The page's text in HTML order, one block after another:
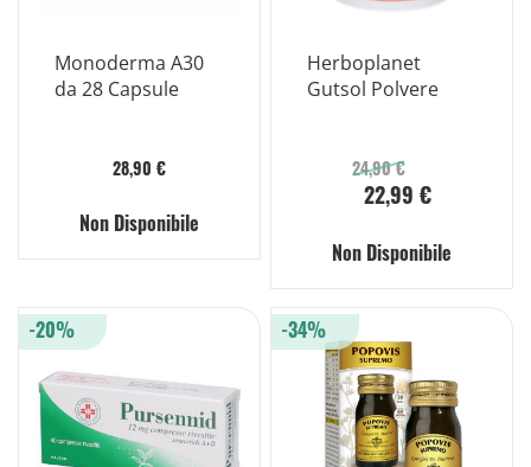
Monoderma A30
da 28 Capsule
28,90 €
Non Disponibile
Herboplanet
Gutsol Polvere
24,90 €
22,99 €
Non Disponibile
-20% -34%